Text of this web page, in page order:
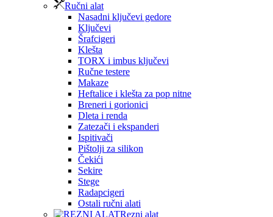
Ručni alat
Nasadni ključevi gedore
Ključevi
Šrafcigeri
Klešta
TORX i imbus ključevi
Ručne testere
Makaze
Heftalice i klešta za pop nitne
Breneri i gorionici
Dleta i renda
Zatezači i ekspanderi
Ispitivači
Pištolji za silikon
Čekići
Sekire
Stege
Radapcigeri
Ostali ručni alati
Rezni alat